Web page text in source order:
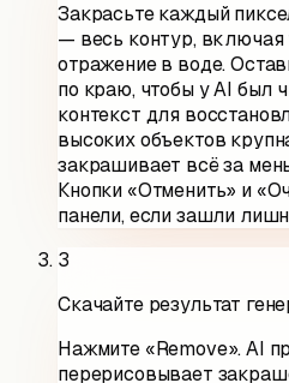
Закрасьте каждый
— весь контур, включая
отражение в воде.
по краю, чтобы у AI был
контекст для
высоких объектов
закрашивает всё за
Кнопки «Отменить» и
панели, если зашли
3
Скачайте результат
Нажмите «Remove». AI
перерисовывает